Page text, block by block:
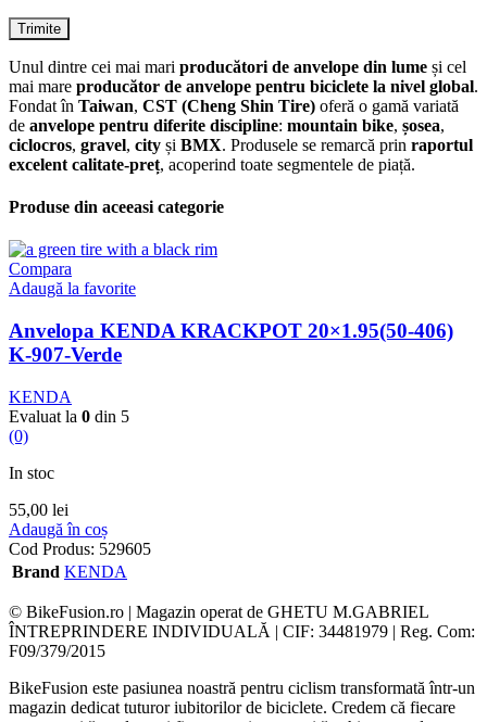
Unul dintre cei mai mari producători de anvelope din lume și cel
mai mare producător de anvelope pentru biciclete la nivel global.
Fondat în Taiwan, CST (Cheng Shin Tire) oferă o gamă variată
de anvelope pentru diferite discipline: mountain bike, șosea,
ciclocros, gravel, city și BMX. Produsele se remarcă prin raportul
excelent calitate-preț, acoperind toate segmentele de piață.
Produse din aceeasi categorie
Compara
Adaugă la favorite
Anvelopa KENDA KRACKPOT 20×1.95(50-406)
K-907-Verde
KENDA
Evaluat la 0 din 5
(0)
In stoc
55,00 lei
Adaugă în coș
Cod Produs: 529605
Brand KENDA
© BikeFusion.ro | Magazin operat de GHETU M.GABRIEL
ÎNTREPRINDERE INDIVIDUALĂ | CIF: 34481979 | Reg. Com:
F09/379/2015
BikeFusion este pasiunea noastră pentru ciclism transformată într-un
magazin dedicat tuturor iubitorilor de biciclete. Credem că fiecare